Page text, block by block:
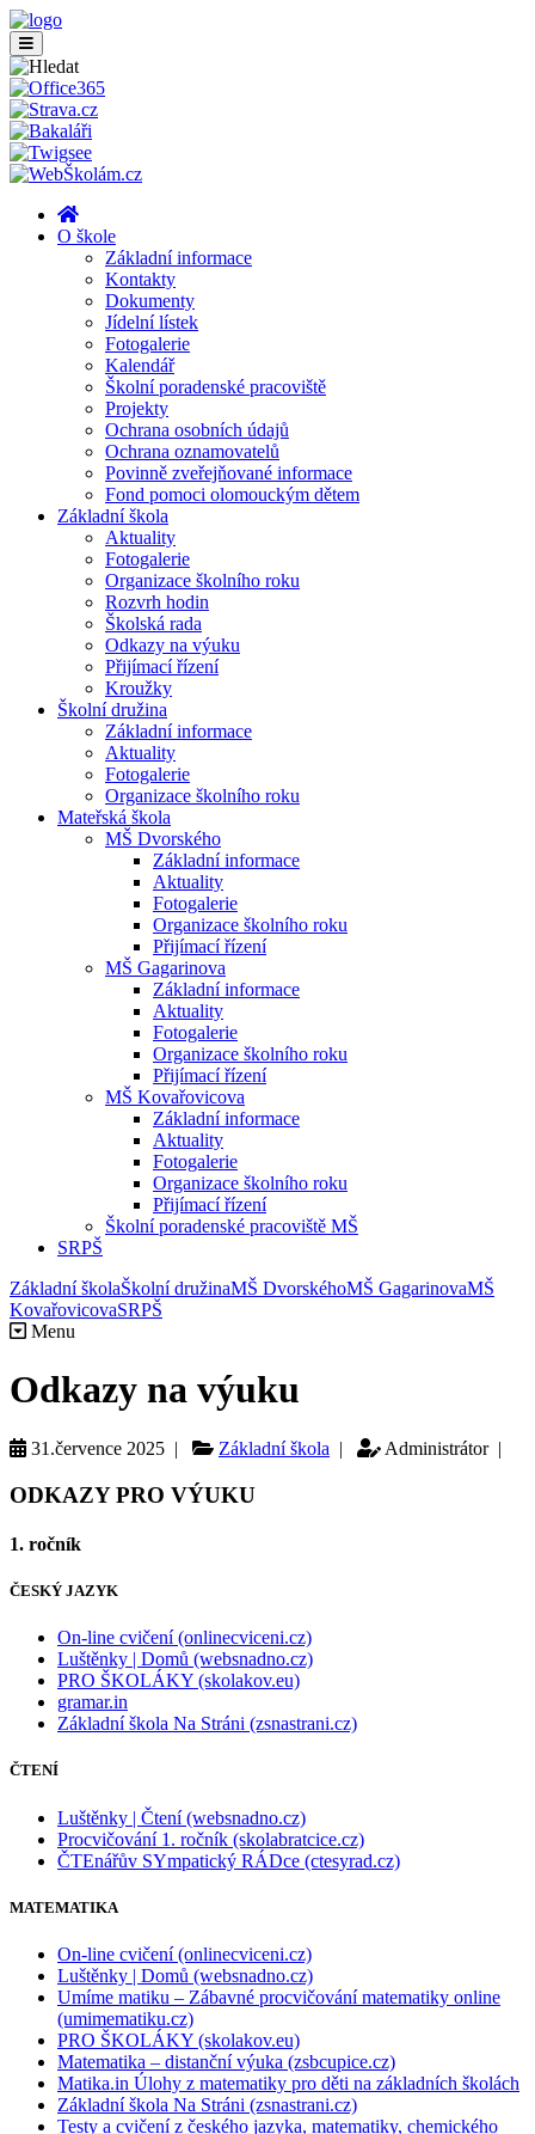
O škole
Základní informace
Kontakty
Dokumenty
Jídelní lístek
Fotogalerie
Kalendář
Školní poradenské pracoviště
Projekty
Ochrana osobních údajů
Ochrana oznamovatelů
Povinně zveřejňované informace
Fond pomoci olomouckým dětem
Základní škola
Aktuality
Fotogalerie
Organizace školního roku
Rozvrh hodin
Školská rada
Odkazy na výuku
Přijímací řízení
Kroužky
Školní družina
Základní informace
Aktuality
Fotogalerie
Organizace školního roku
Mateřská škola
MŠ Dvorského
Základní informace
Aktuality
Fotogalerie
Organizace školního roku
Přijímací řízení
MŠ Gagarinova
Základní informace
Aktuality
Fotogalerie
Organizace školního roku
Přijímací řízení
MŠ Kovařovicova
Základní informace
Aktuality
Fotogalerie
Organizace školního roku
Přijímací řízení
Školní poradenské pracoviště MŠ
SRPŠ
Základní školaŠkolní družinaMŠ DvorskéhoMŠ GagarinovaMŠ
KovařovicovaSRPŠ
Menu
Odkazy na výuku
31.července 2025 | Základní škola | Administrátor |
ODKAZY PRO VÝUKU
1. ročník
ČESKÝ JAZYK
On-line cvičení (onlinecviceni.cz)
Luštěnky | Domů (websnadno.cz)
PRO ŠKOLÁKY (skolakov.eu)
gramar.in
Základní škola Na Stráni (zsnastrani.cz)
ČTENÍ
Luštěnky | Čtení (websnadno.cz)
Procvičování 1. ročník (skolabratcice.cz)
ČTEnářův SYmpatický RÁDce (ctesyrad.cz)
MATEMATIKA
On-line cvičení (onlinecviceni.cz)
Luštěnky | Domů (websnadno.cz)
Umíme matiku – Zábavné procvičování matematiky online
(umimematiku.cz)
PRO ŠKOLÁKY (skolakov.eu)
Matematika – distanční výuka (zsbcupice.cz)
Matika.in Úlohy z matematiky pro děti na základních školách
Základní škola Na Stráni (zsnastrani.cz)
Testy a cvičení z českého jazyka, matematiky, chemického